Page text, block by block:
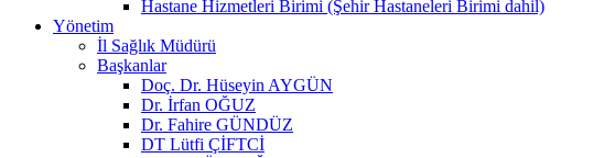
Hastane Hizmetleri Birimi (Şehir Hastaneleri Birimi dahil)
Yönetim
İl Sağlık Müdürü
Başkanlar
Doç. Dr. Hüseyin AYGÜN
Dr. İrfan OĞUZ
Dr. Fahire GÜNDÜZ
DT Lütfi ÇİFTCİ